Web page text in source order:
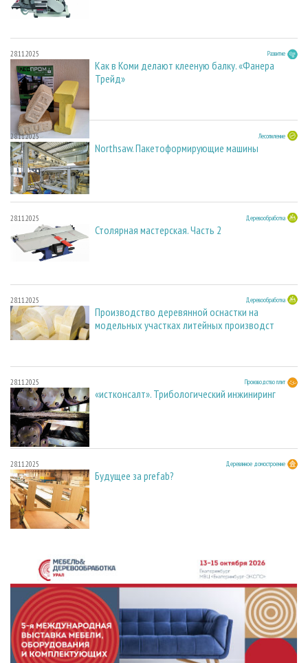
28.11.2025 Развитие
Как в Коми делают клееную балку. «Фанера
Трейд»
28.11.2025 Лесопиление
Northsaw. Пакетоформирующие машины
28.11.2025 Деревообработка
Столярная мастерская. Часть 2
28.11.2025 Деревообработка
Производство деревянной оснастки на
модельных участках литейных производст
28.11.2025 Производство плит
«истконсалт». Трибологический инжиниринг
28.11.2025 Деревянное домостроение
Будущее за prefab?